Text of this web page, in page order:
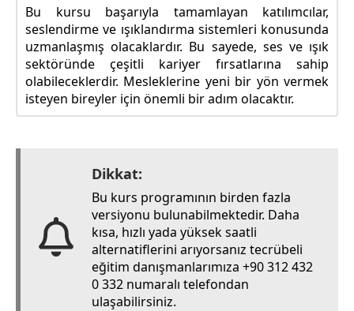
Bu kursu başarıyla tamamlayan katılımcılar,
seslendirme ve ışıklandırma sistemleri konusunda
uzmanlaşmış olacaklardır. Bu sayede, ses ve ışık
sektöründe çeşitli kariyer fırsatlarına sahip
olabileceklerdir. Mesleklerine yeni bir yön vermek
isteyen bireyler için önemli bir adım olacaktır.
Dikkat:
Bu kurs programının birden fazla
versiyonu bulunabilmektedir. Daha
kısa, hızlı yada yüksek saatli
alternatiflerini arıyorsanız tecrübeli
eğitim danışmanlarımıza +90 312 432
0 332 numaralı telefondan
ulaşabilirsiniz.